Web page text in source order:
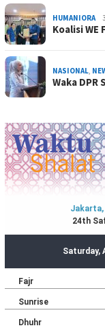
HUMANIORA
Koalisi WE
NASIONAL,
Waka